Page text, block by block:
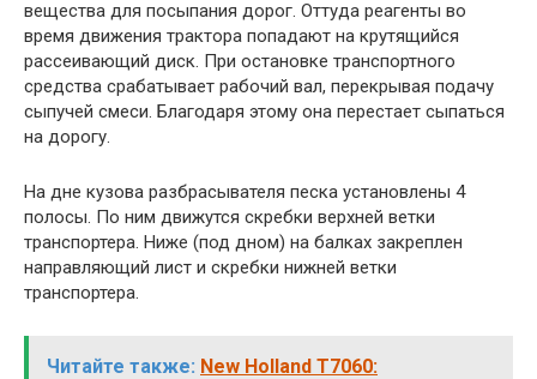
вещества для посыпания дорог. Оттуда реагенты во
время движения трактора попадают на крутящийся
рассеивающий диск. При остановке транспортного
средства срабатывает рабочий вал, перекрывая подачу
сыпучей смеси. Благодаря этому она перестает сыпаться
на дорогу.
На дне кузова разбрасывателя песка установлены 4
полосы. По ним движутся скребки верхней ветки
транспортера. Ниже (под дном) на балках закреплен
направляющий лист и скребки нижней ветки
транспортера.
Читайте также: New Holland T7060: